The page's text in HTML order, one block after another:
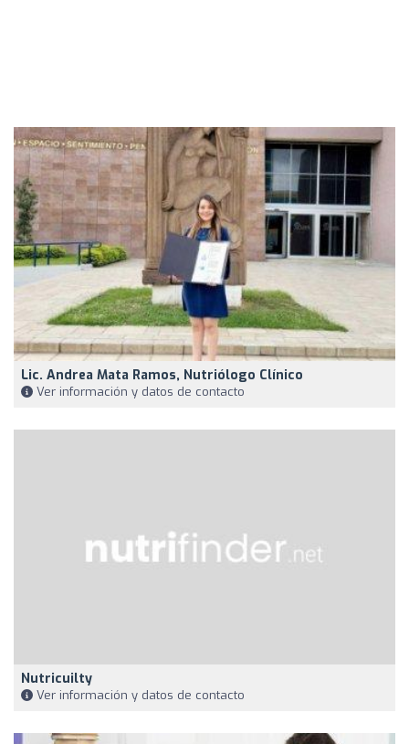
Lic. Andrea Mata Ramos, Nutriólogo Clínico
Ver información y datos de contacto
Nutricuilty
Ver información y datos de contacto